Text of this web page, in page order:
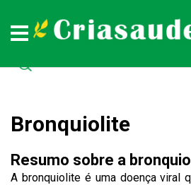
Bronquiolite
Resumo sobre a
A bronquiolite é uma doença viral